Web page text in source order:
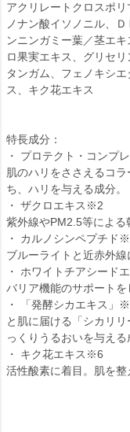
アクリレートクロスポ
ノナン酸イソノニル、
ンニンガミー葉／茎エ
ロ果実エキス、グリセ
タンガム、フェノキシ
ス、キク花エキス
特長成分：
・ プロテクト・コンプ
肌のハリをささえるコ
ち、ハリを与える成分。
・ ザクロエキス※2
紫外線やPM2.5等による
・ カルノシンペプチド
ブルーライトと近赤外線
・ ホワイトチアシード
バリア機能のサポートを
・ 「発酵シカエキス」
と肌に届ける「シカリ
っくりうるおいを与える
・ キク花エキス※6
活性酸素に着目。肌を整